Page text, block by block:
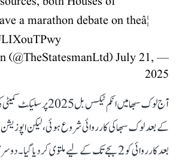
a marathon debate on theâ¦
— The Statesman (@TheStatesmanLtd)
July 21,
2025
آج لوک سبھا میں انکم
کے بعد لوک سبھا کی کارروائی شروع ہوئی، لیکن
بعد کارروائی کو 2 بجے تک کے لیے ملتوی کر دیا